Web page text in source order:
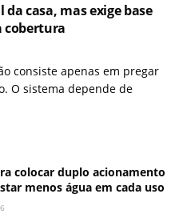
casa, mas exige base
cobertura
consiste apenas em pregar
O sistema depende de
colocar duplo acionamento
menos água em cada uso